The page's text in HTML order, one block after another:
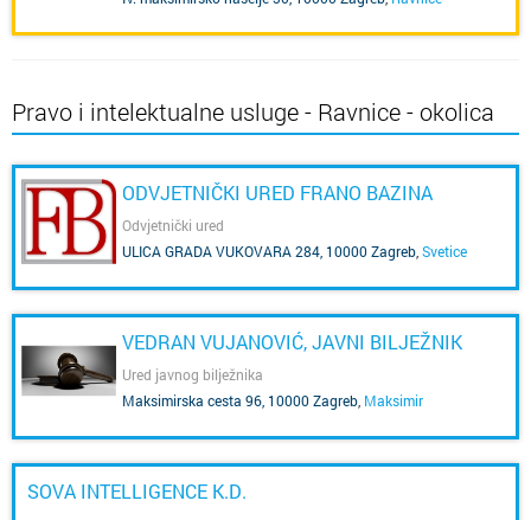
Pravo i intelektualne usluge - Ravnice - okolica
ODVJETNIČKI URED FRANO BAZINA
Odvjetnički ured
ULICA GRADA VUKOVARA 284, 10000 Zagreb Svetice
VEDRAN VUJANOVIĆ, JAVNI BILJEŽNIK
Ured javnog bilježnika
Maksimirska cesta 96, 10000 Zagreb Maksimir
SOVA INTELLIGENCE K.D.